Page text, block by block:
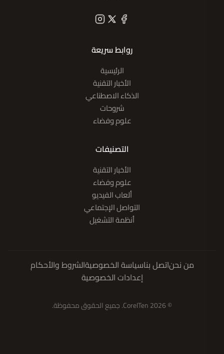
روابط سريعة
الرئيسية
الأخبار التقنية
الذكاء الاصطناعي
شروحات
علوم وفضاء
التصنيفات
الأخبار التقنية
علوم وفضاء
ألعاب الفيديو
التواصل الإجتماعي
أنظمة التشغيل
من نحناتصل بناسياسة الخصوصيةالشروط والأحكام
إعدادات الخصوصية
© 2026 CoreITen. جميع الحقوق محفوظة.